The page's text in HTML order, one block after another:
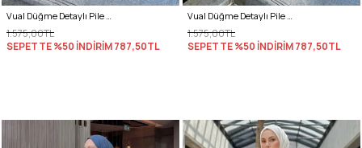
Vual Düğme Detaylı Pile Elbise 5007 - KOYU HAKİ
1.575,00TL
SEPETTE %50 İNDİRİM787,50TL
Vual Düğme Detaylı Pile Elbise 5007 - PEMBE
1.575,00TL
SEPETTE %50 İNDİRİM787,50TL